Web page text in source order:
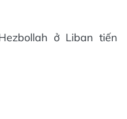
ở Liban tiến